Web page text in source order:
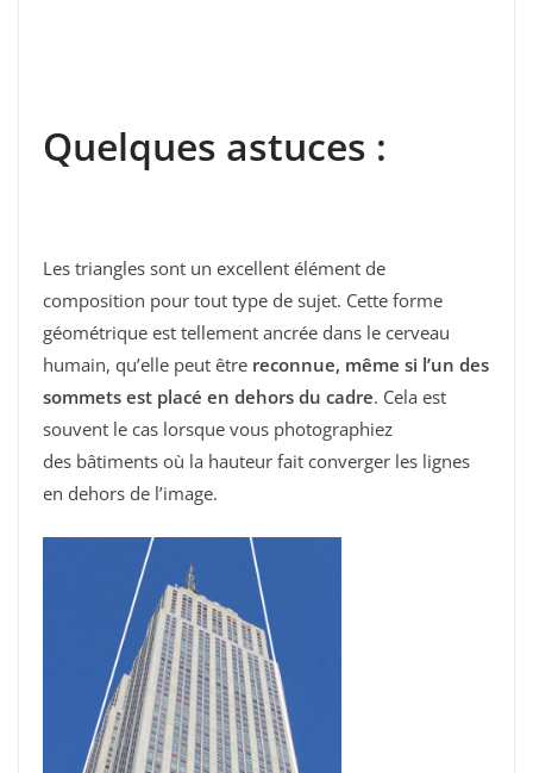
Quelques astuces :
Les triangles sont un excellent élément de
composition pour tout type de sujet. Cette forme
géométrique est tellement ancrée dans le cerveau
humain, qu’elle peut être reconnue, même si l’un des
sommets est placé en dehors du cadre. Cela est
souvent le cas lorsque vous photographiez
des bâtiments où la hauteur fait converger les lignes
en dehors de l’image.